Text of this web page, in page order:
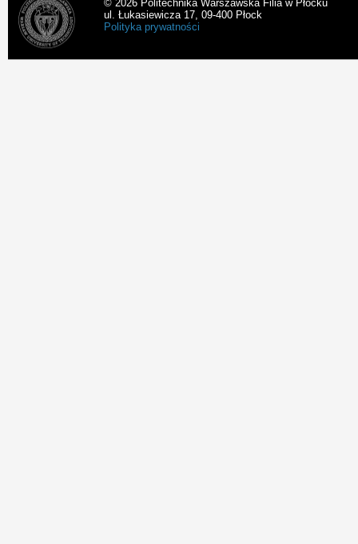
© 2026 Politechnika Warszawska Filia w Płocku
ul. Łukasiewicza 17, 09-400 Płock
Polityka prywatności